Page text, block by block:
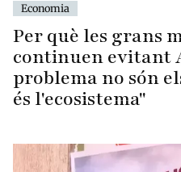
Economia
Per què les grans
continuen evitant
problema no són
és l'ecosistema"